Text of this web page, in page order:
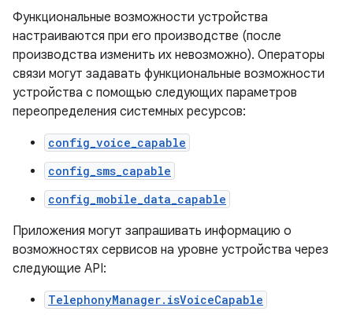
Функциональные возможности устройства
настраиваются при его производстве (после
производства изменить их невозможно). Операторы
связи могут задавать функциональные возможности
устройства с помощью следующих параметров
переопределения системных ресурсов:
config_voice_capable
config_sms_capable
config_mobile_data_capable
Приложения могут запрашивать информацию о
возможностях сервисов на уровне устройства через
следующие API:
TelephonyManager.isVoiceCapable